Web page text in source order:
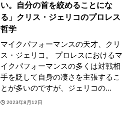
い。自分の首を絞めることにな
る」クリス・ジェリコのプロレス
哲学
マイクパフォーマンスの天才、クリ
ス・ジェリコ。 プロレスにおけるマ
イクパフォーマンスの多くは対戦相
手を貶して自身の凄さを主張するこ
とが多いのですが、ジェリコの...
2023年8月12日